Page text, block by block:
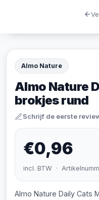
Almo Nature
Almo Nature
brokjes rund
Schrijf de eerste
€0,96
incl. BTW ·
Almo Nature Daily Cats